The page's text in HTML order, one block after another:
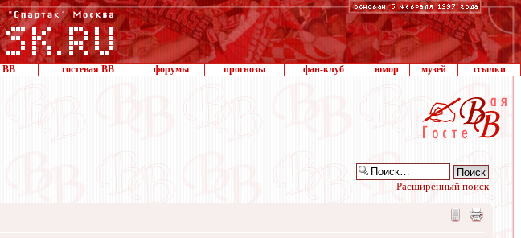
ВВ гостевая ВВ форумы прогнозы фан-клуб юмор музей ссылки
Расширенный поиск